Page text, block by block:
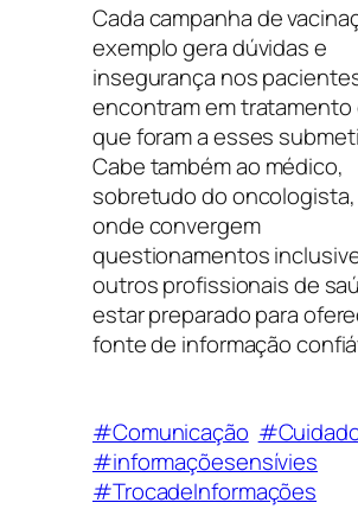
Cada campanha de
exemplo gera dúvidas e
insegurança nos
encontram em tratamento
que foram a esses
Cabe também ao médico,
sobretudo do oncologista,
onde convergem
questionamentos
outros profissionais de
estar preparado para
fonte de informação
#Comunicação
#informaçõesensívies
#TrocadeInformações